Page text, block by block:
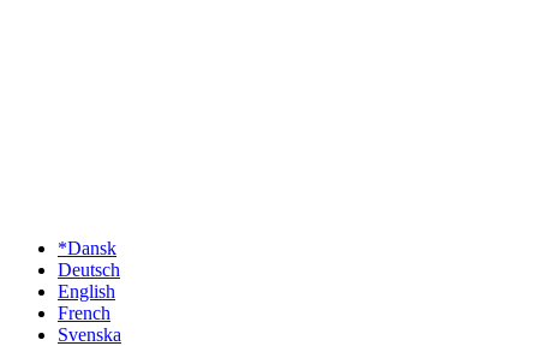
*Dansk
Deutsch
English
French
Svenska